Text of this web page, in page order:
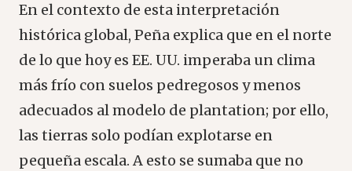
En el contexto de esta interpretación
histórica global, Peña explica que en el norte
de lo que hoy es EE. UU. imperaba un clima
más frío con suelos pedregosos y menos
adecuados al modelo de plantation; por ello,
las tierras solo podían explotarse en
pequeña escala. A esto se sumaba que no